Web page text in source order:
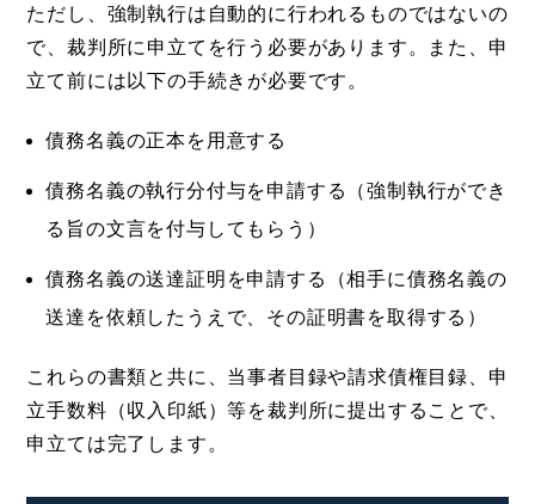
ただし、強制執行は自動的に行われるものではないの
で、裁判所に申立てを行う必要があります。また、申
立て前には以下の手続きが必要です。
債務名義の正本を用意する
債務名義の執行分付与を申請する（強制執行ができ
る旨の文言を付与してもらう）
債務名義の送達証明を申請する（相手に債務名義の
送達を依頼したうえで、その証明書を取得する）
これらの書類と共に、当事者目録や請求債権目録、申
立手数料（収入印紙）等を裁判所に提出することで、
申立ては完了します。